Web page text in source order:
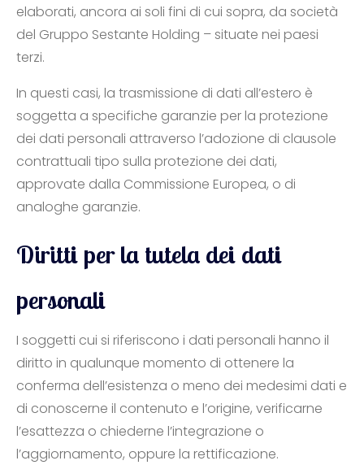
elaborati, ancora ai soli fini di cui sopra, da società
del Gruppo Sestante Holding – situate nei paesi
terzi.
In questi casi, la trasmissione di dati all’estero è
soggetta a specifiche garanzie per la protezione
dei dati personali attraverso l’adozione di clausole
contrattuali tipo sulla protezione dei dati,
approvate dalla Commissione Europea, o di
analoghe garanzie.
Diritti per la tutela dei dati
personali
I soggetti cui si riferiscono i dati personali hanno il
diritto in qualunque momento di ottenere la
conferma dell’esistenza o meno dei medesimi dati e
di conoscerne il contenuto e l’origine, verificarne
l’esattezza o chiederne l’integrazione o
l’aggiornamento, oppure la rettificazione.